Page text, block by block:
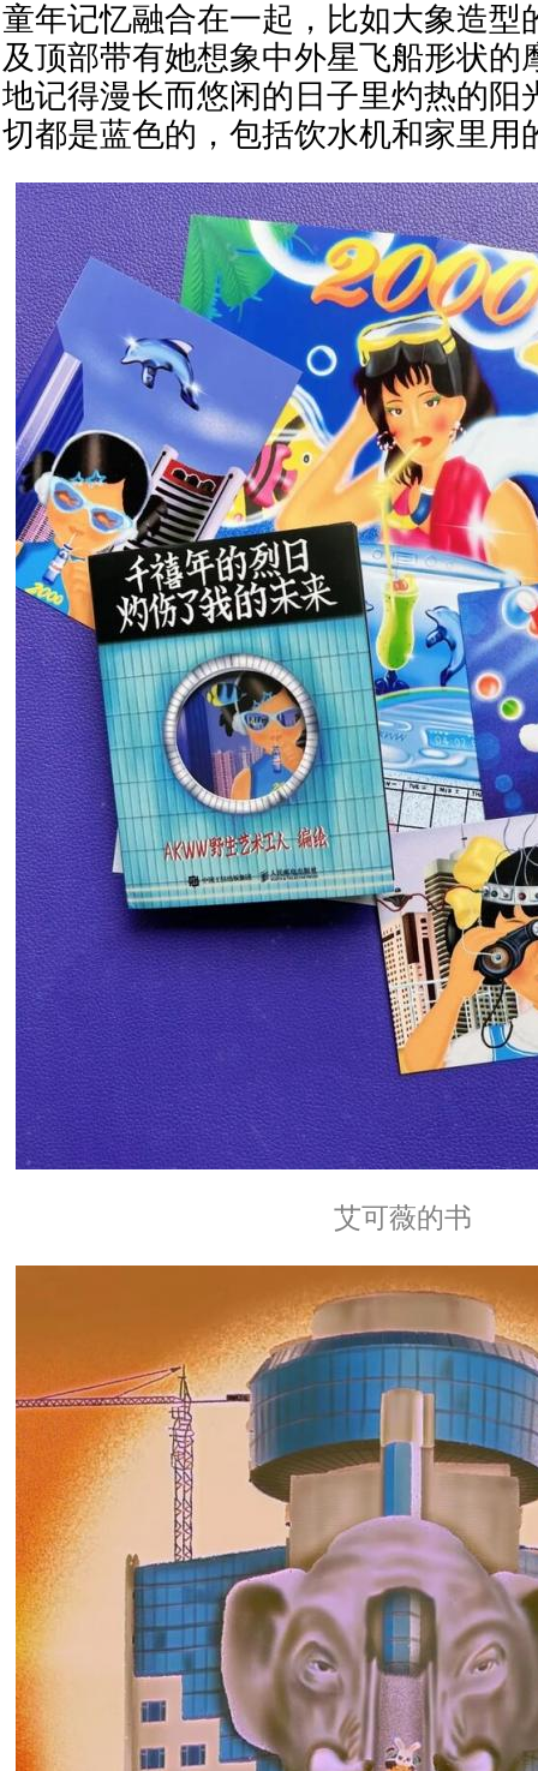
童年记忆融合在一起，比如大象造型
及顶部带有她想象中外星飞船形状的
地记得漫长而悠闲的日子里灼热的阳
切都是蓝色的，包括饮水机和家里用
艾可薇的书